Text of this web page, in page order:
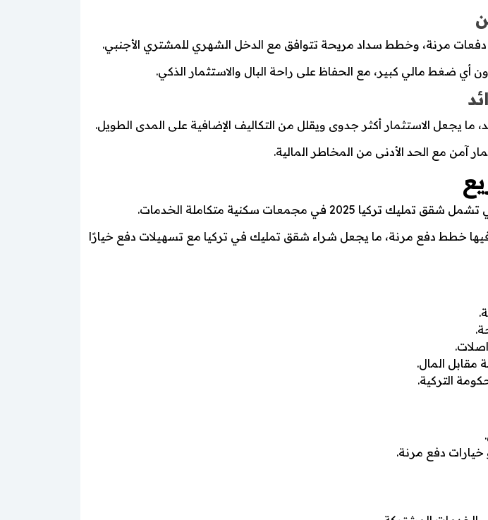
مرنة، وخطط سداد مريحة تتوافق مع الدخل الشهري للمشتري الأجنبي.
ضغط مالي كبير، مع الحفاظ على راحة البال والاستثمار الذكي.
يجعل الاستثمار أكثر جدوى ويقلل من التكاليف الإضافية على المدى الطويل.
آمن مع الحد الأدنى من المخاطر المالية.
خطط دفع مرنة، ما يجعل شراء شقق تمليك في تركيا مع تسهيلات دفع خيارًا
مقابل المال.
التركية.
دفع مرنة.